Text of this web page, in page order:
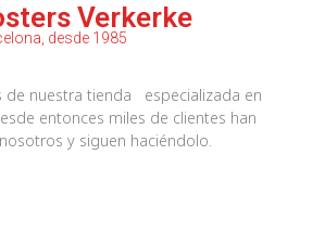
Verkerke
desde 1985
de nuestra tienda especializada en
entonces miles de clientes han
y siguen haciéndolo.